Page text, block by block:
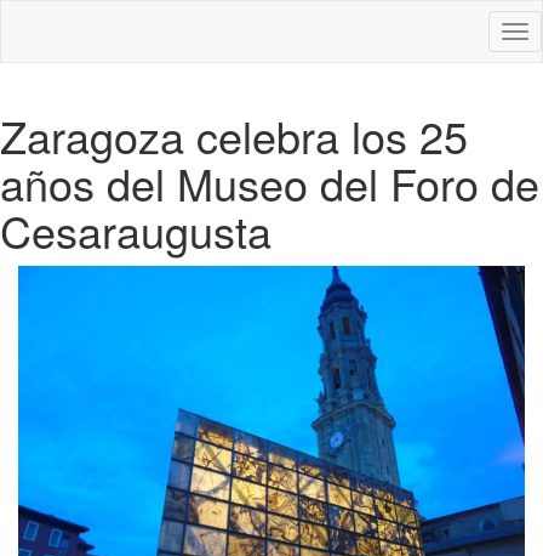
Zaragoza celebra los 25
años del Museo del Foro de
Cesaraugusta